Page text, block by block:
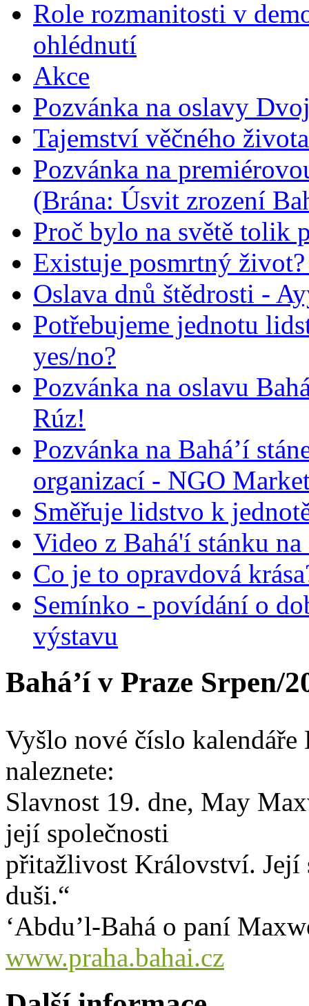
Role rozmanitosti v
ohlédnutí
Akce
Pozvánka na oslavy
Tajemství věčného života
Pozvánka na
(Brána: Úsvit zrození
Proč bylo na světě tolik
Existuje posmrtný
Oslava dnů štědrosti -
Potřebujeme jednotu
yes/no?
Pozvánka na oslavu
Rúz!
Pozvánka na Bahá’í
organizací - NGO
Směřuje lidstvo k
Video z Bahá'í stánku
Co je to opravdová
Semínko - povídání o
výstavu
Bahá’í v Praze Srpen/
Vyšlo nové číslo kalendáře
naleznete:
Slavnost 19. dne, May
její společnosti
přitažlivost Království. Její
duši.“
‘Abdu’l-Bahá o paní
www.praha.bahai.cz